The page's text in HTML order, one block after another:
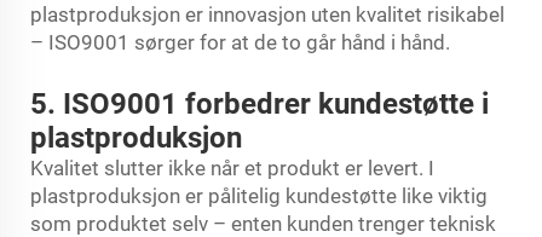
plastproduksjon er innovasjon uten kvalitet risikabel
– ISO9001 sørger for at de to går hånd i hånd.
5. ISO9001 forbedrer kundestøtte i
plastproduksjon
Kvalitet slutter ikke når et produkt er levert. I
plastproduksjon er pålitelig kundestøtte like viktig
som produktet selv – enten kunden trenger teknisk